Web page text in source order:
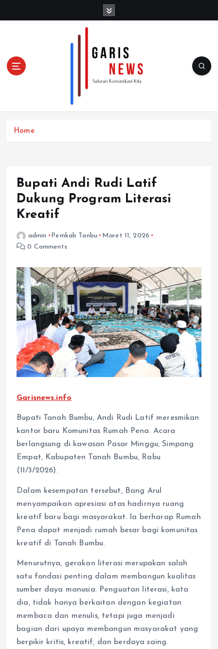
Home
Bupati Andi Rudi Latif
Dukung Program Literasi
Kreatif
admin Pemkab Tanbu
Maret 11, 2026
0 Comments
Garisnews.info
Bupati Tanah Bumbu, Andi Rudi Latif meresmikan
kantor baru Komunitas Rumah Pena. Acara
berlangsung di kawasan Pasar Minggu, Simpang
Empat, Kabupaten Tanah Bumbu, Rabu
(11/3/2026).
Dalam kesempatan tersebut, Bang Arul
menyampaikan apresiasi atas hadirnya ruang
kreatif baru bagi masyarakat. Ia berharap Rumah
Pena dapat menjadi rumah besar bagi komunitas
kreatif di Tanah Bumbu.
Menurutnya, gerakan literasi merupakan salah
satu fondasi penting dalam membangun kualitas
sumber daya manusia. Penguatan literasi, kata
dia, tidak hanya berkaitan dengan kegiatan
membaca dan menulis, tetapi juga menjadi
bagian dari upaya membangun masyarakat yang
berpikir kritis, kreatif, dan berdaya saing.